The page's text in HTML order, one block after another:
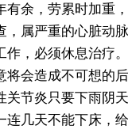
有余，劳累时加重
，属严重的心脏动
作，必须休息治疗
将会造成不可想的
关节炎只要下雨阴
连几天不能下床，